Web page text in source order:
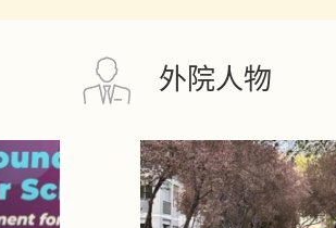
外院人物